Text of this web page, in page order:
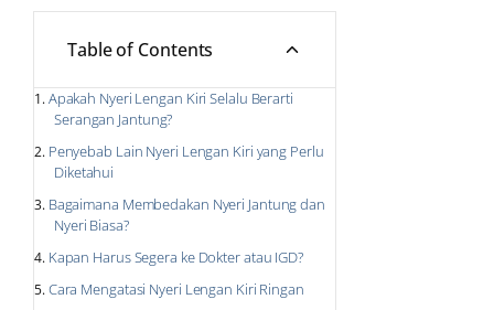
Table of Contents
Apakah Nyeri Lengan Kiri Selalu Berarti
Serangan Jantung?
Penyebab Lain Nyeri Lengan Kiri yang Perlu
Diketahui
Bagaimana Membedakan Nyeri Jantung dan
Nyeri Biasa?
Kapan Harus Segera ke Dokter atau IGD?
Cara Mengatasi Nyeri Lengan Kiri Ringan